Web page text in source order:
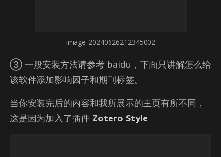
image-20240626212345002
③ 一般安装方法请参考 baidu，下面只讲解怎么给
该软件添加影响因子和期刊标签。
当你安装完后的内容和我所展示的主页有所不同，
这是因为加入了插件 Zotero Style